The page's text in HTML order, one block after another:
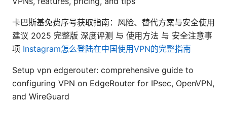
卡巴斯基免费序号获取指南：风险、替代方案与安全使用
建议 2025 完整版 深度评测 与 使用方法 与 安全注意事
项 Instagram怎么登陆在中国使用VPN的完整指南
Setup vpn edgerouter: comprehensive guide to
configuring VPN on EdgeRouter for IPsec, OpenVPN,
and WireGuard